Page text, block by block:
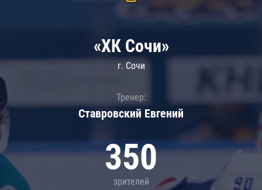
«ХК Сочи»
г. Сочи
Тренер:
Ставровский Евгений
350
зрителей